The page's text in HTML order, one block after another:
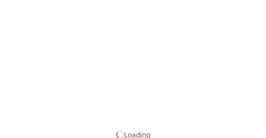
Loading